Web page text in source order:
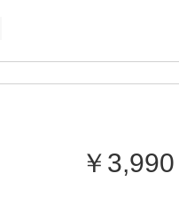
￥3,990